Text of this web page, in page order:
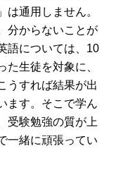
は通用しません。
分からないことが
語については、10
た生徒を対象に、
うすれば結果が出
ます。そこで学ん
受験勉強の質が上
一緒に頑張ってい